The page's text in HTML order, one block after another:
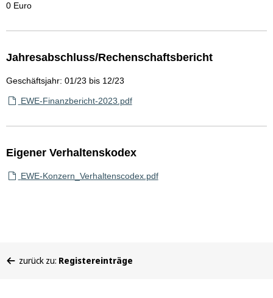
0 Euro
Jahresabschluss/Rechenschaftsbericht
Geschäftsjahr: 01/23 bis 12/23
EWE-Finanzbericht-2023.pdf
Eigener Verhaltenskodex
EWE-Konzern_Verhaltenscodex.pdf
befinden
zurück zu: Registereinträge